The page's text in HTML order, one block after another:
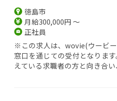
徳島市
月給300,000円 ～
正社員
※この求人は、wovie(ウービ
窓口を通じての受付となりま
えている求職者の方と向き合